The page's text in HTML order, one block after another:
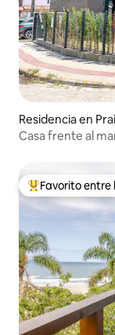
Residencia en
Casa frente al
De los mejores
Favorito entre